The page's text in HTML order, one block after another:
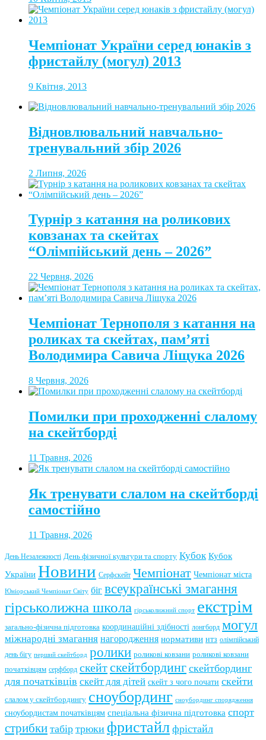
Чемпіонат України серед юнаків з
фристайлу (могул) 2013
9 Квітня, 2013
Відновлювальний навчально-
тренувальний збір 2026
2 Липня, 2026
Турнір з катання на роликових
ковзанах та скейтах
“Олімпійський день – 2026”
22 Червня, 2026
Чемпіонат Тернополя з катання на
роликах та скейтах, пам’яті
Володимира Савича Ліщука 2026
8 Червня, 2026
Помилки при проходженні слалому
на скейтборді
11 Травня, 2026
Як тренувати слалом на скейтборді
самостійно
11 Травня, 2026
День Незалежності День фізичної культури та спорту Кубок Кубок
України Новини Серфскейт Чемпіонат Чемпіонат міста
Юніорський Чемпіонат Світу біг всеукраїнські змагання
гірськолижна школа гірськолижний спорт екстрім
загально-фізична підготовка координаційні здібності лонгборд могул
міжнародні змагання нагородження нормативи нтз олімпійський
день бігу перший скейтборд ролики роликові ковзани роликові ковзани
початківцям серфборд скейтскейтбординг скейтбординг
для початківців скейт для дітей скейт з чого почати скейти
слалом у скейтбордингу сноубординг сноубординг спорядження
сноубордистам початківцям спеціальна фізична підготовка спорт
стрибки табір трюки фристайл фрістайл